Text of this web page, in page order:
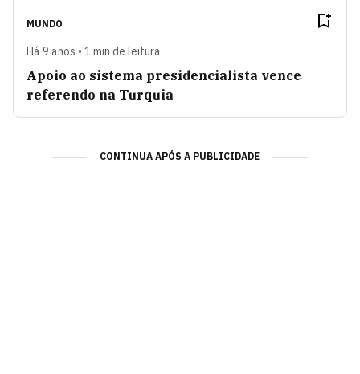
MUNDO
Há 9 anos • 1 min de leitura
Apoio ao sistema presidencialista vence
referendo na Turquia
CONTINUA APÓS A PUBLICIDADE